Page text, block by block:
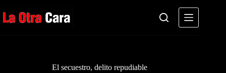
al
contenido
El secuestro, delito repudiable